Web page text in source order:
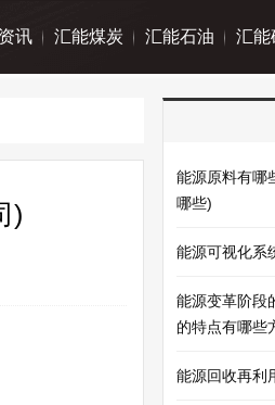
讯 汇能煤炭 汇能石油 汇能
)
能源原料有哪
哪些)
能源可视化系
能源变革阶段
的特点有哪些
能源回收再利